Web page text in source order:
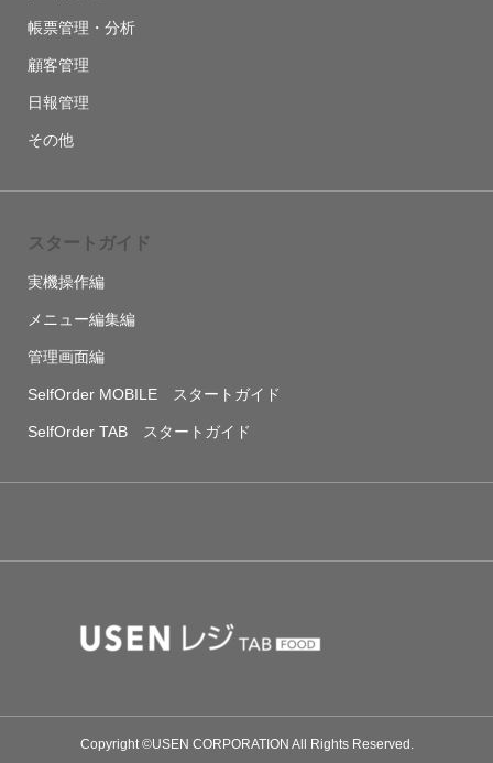
帳票管理・分析
顧客管理
日報管理
その他
スタートガイド
実機操作編
メニュー編集編
管理画面編
SelfOrder MOBILE スタートガイド
SelfOrder TAB スタートガイド
Copyright ©USEN CORPORATION All Rights Reserved.